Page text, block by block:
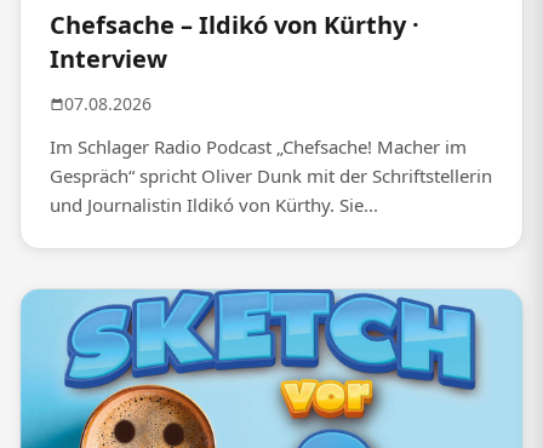
Chefsache – Ildikó von Kürthy ·
Interview
07.08.2026
Im Schlager Radio Podcast „Chefsache! Macher im
Gespräch“ spricht Oliver Dunk mit der Schriftstellerin
und Journalistin Ildikó von Kürthy. Sie...